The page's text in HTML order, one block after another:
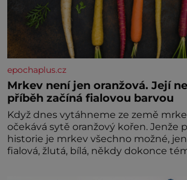
epochaplus.cz
Mrkev není jen oranžová. Její
příběh začíná fialovou barvou
Když dnes vytáhneme ze země
očekává sytě oranžový kořen. Jenže
historie je mrkev všechno možné, jen
fialová, žlutá, bílá, někdy dokonce